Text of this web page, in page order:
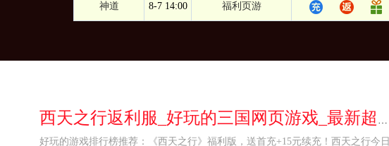
神道 8-7 14:00 福利页游
西天之行返利服_好玩的三国网页游戏_最新超变态网页游戏大全
好玩的游戏排行榜推荐：《西天之行》福利版，送首充+15元续充！西天之行今日